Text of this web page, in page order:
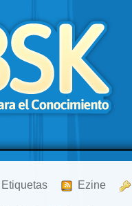
Etiquetas Ezine